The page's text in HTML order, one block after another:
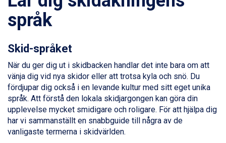
Saalbach från 9.445 kr.
Champoluc från 5.945 kr.
Sestriere från 6.945 kr.
Fieberbrunn från 9.645 kr.
Ischgl från 11.295 kr.
Val Thorens från 8.395 kr.
St. Anton från 11.245 kr.
Zell am See från 6.295 kr.
Canazei från 7.195 kr.
Livigno från 5.595 kr.
Ponte di Legno från 7.395 kr.
Bad Gastein från 6.295 kr.
språk
Skid-språket
När du ger dig ut i skidbacken handlar det inte bara om att
vänja dig vid nya skidor eller att trotsa kyla och snö. Du
fördjupar dig också i en levande kultur med sitt eget unika
språk. Att förstå den lokala skidjargongen kan göra din
upplevelse mycket smidigare och roligare. För att hjälpa dig
har vi sammanställt en snabbguide till några av de
vanligaste termerna i skidvärlden.